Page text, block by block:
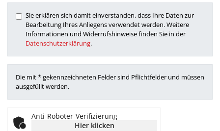
Sie erklären sich damit einverstanden, dass Ihre Daten zur
Bearbeitung Ihres Anliegens verwendet werden. Weitere
Informationen und Widerrufshinweise finden Sie in der
Datenschutzerklärung.
Die mit * gekennzeichneten Felder sind Pflichtfelder und müssen
ausgefüllt werden.
Anti-Roboter-Verifizierung
Hier klicken